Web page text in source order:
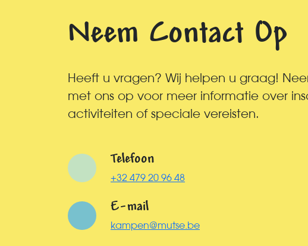
Neem Contact Op
Heeft u vragen? Wij helpen u graag!
met ons op voor meer informatie over
activiteiten of speciale vereisten.
Telefoon
+32 479 20 96 48
E-mail
kampen@mutse.be